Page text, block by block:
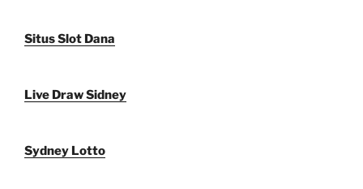
Situs Slot Dana
Live Draw Sidney
Sydney Lotto